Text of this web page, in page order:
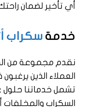
أي تأخير لضمان
خدمة سكراب
نقدم مجموعة من
العملاء الذين
تشمل خدماتنا
السكراب والمخلفات